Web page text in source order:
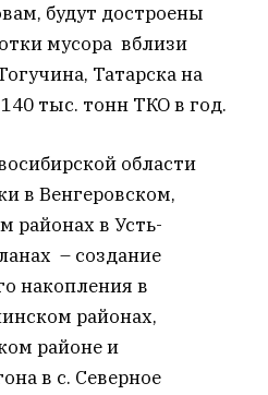
будут достроены
мусора вблизи
Татарска на
тыс. тонн ТКО в год.
области
в Венгеровском,
районах в Усть-
– создание
накопления в
районах,
районе и
в с. Северное